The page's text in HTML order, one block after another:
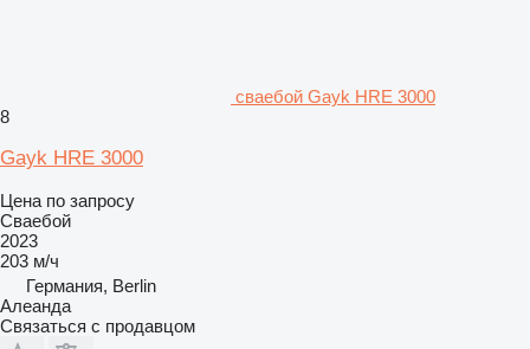
сваебой Gayk HRE 3000
8
Gayk HRE 3000
Цена по запросу
Сваебой
2023
203 м/ч
Германия, Berlin
Алеанда
Связаться с продавцом